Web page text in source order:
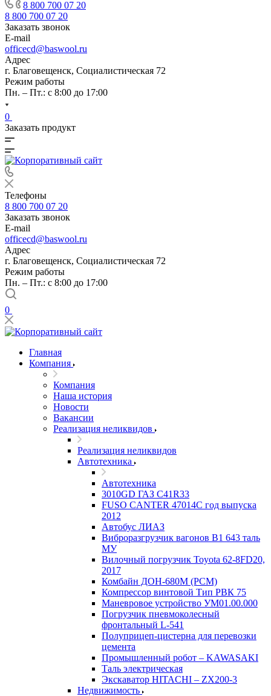
8 800 700 07 20
8 800 700 07 20
Заказать звонок
E-mail
officecd@baswool.ru
Адрес
г. Благовещенск, Социалистическая 72
Режим работы
Пн. – Пт.: с 8:00 до 17:00
0
Заказать продукт
Телефоны
8 800 700 07 20
Заказать звонок
E-mail
officecd@baswool.ru
Адрес
г. Благовещенск, Социалистическая 72
Режим работы
Пн. – Пт.: с 8:00 до 17:00
0
Главная
Компания
Компания
Наша история
Новости
Вакансии
Реализация неликвидов
Реализация неликвидов
Автотехника
Автотехника
3010GD ГАЗ С41R33
FUSO CANTER 47014C год выпуска
2012
Автобус ЛИАЗ
Виброразгрузчик вагонов В1 643 таль
МУ
Вилочный погрузчик Toyota 62-8FD20,
2017
Комбайн ДОН-680М (РСМ)
Компрессор винтовой Тип РВК 75
Маневровое устройство УМ01.00.000
Погрузчик пневмоколесный
фронтальный L-541
Полуприцеп-цистерна для перевозки
цемента
Промышленный робот – KAWASAKI
Таль электрическая
Экскаватор HITACHI – ZX200-3
Недвижимость